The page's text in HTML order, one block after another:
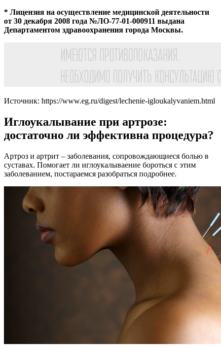
* Лицензия на осуществление медицинской деятельности
от 30 декабря 2008 года №ЛО-77-01-000911 выдана
Департаментом здравоохранения города Москвы.
Источник: https://www.eg.ru/digest/lechenie-igloukalyvaniem.html
Иглоукалывание при артрозе:
достаточно ли эффективна процедура?
Артроз и артрит – заболевания, сопровождающиеся болью в
суставах. Помогает ли иглоукалываение бороться с этим
заболеванием, постараемся разобраться подробнее.